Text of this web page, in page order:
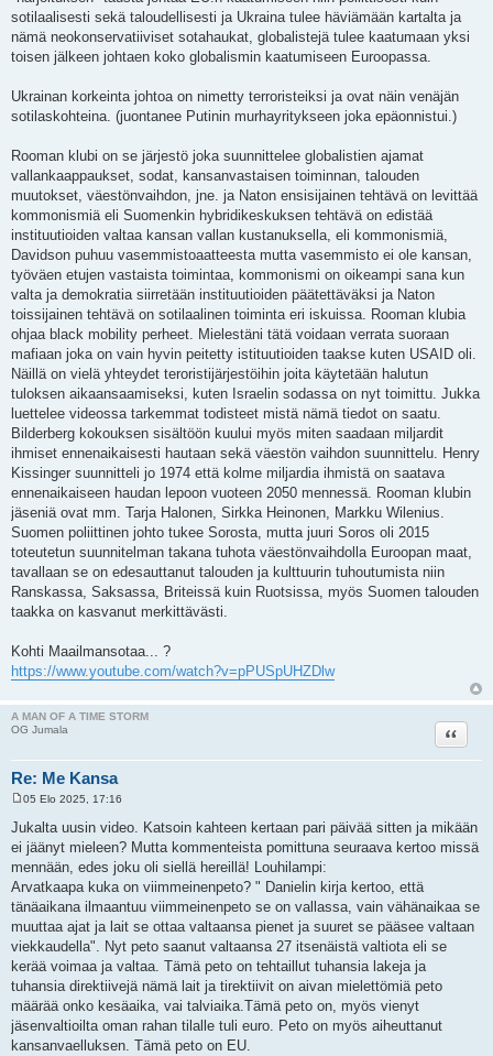
sotilaalisesti sekä taloudellisesti ja Ukraina tulee häviämään kartalta ja
nämä neokonservatiiviset sotahaukat, globalistejä tulee kaatumaan yksi
toisen jälkeen johtaen koko globalismin kaatumiseen Euroopassa.
Ukrainan korkeinta johtoa on nimetty terroristeiksi ja ovat näin venäjän
sotilaskohteina. (juontanee Putinin murhayritykseen joka epäonnistui.)
Rooman klubi on se järjestö joka suunnittelee globalistien ajamat
vallankaappaukset, sodat, kansanvastaisen toiminnan, talouden
muutokset, väestönvaihdon, jne. ja Naton ensisijainen tehtävä on levittää
kommonismiä eli Suomenkin hybridikeskuksen tehtävä on edistää
instituutioiden valtaa kansan vallan kustanuksella, eli kommonismiä,
Davidson puhuu vasemmistoaatteesta mutta vasemmisto ei ole kansan,
työväen etujen vastaista toimintaa, kommonismi on oikeampi sana kun
valta ja demokratia siirretään instituutioiden päätettäväksi ja Naton
toissijainen tehtävä on sotilaalinen toiminta eri iskuissa. Rooman klubia
ohjaa black mobility perheet. Mielestäni tätä voidaan verrata suoraan
mafiaan joka on vain hyvin peitetty istituutioiden taakse kuten USAID oli.
Näillä on vielä yhteydet teroristijärjestöihin joita käytetään halutun
tuloksen aikaansaamiseksi, kuten Israelin sodassa on nyt toimittu. Jukka
luettelee videossa tarkemmat todisteet mistä nämä tiedot on saatu.
Bilderberg kokouksen sisältöön kuului myös miten saadaan miljardit
ihmiset ennenaikaisesti hautaan sekä väestön vaihdon suunnittelu. Henry
Kissinger suunnitteli jo 1974 että kolme miljardia ihmistä on saatava
ennenaikaiseen haudan lepoon vuoteen 2050 mennessä. Rooman klubin
jäseniä ovat mm. Tarja Halonen, Sirkka Heinonen, Markku Wilenius.
Suomen poliittinen johto tukee Sorosta, mutta juuri Soros oli 2015
toteutetun suunnitelman takana tuhota väestönvaihdolla Euroopan maat,
tavallaan se on edesauttanut talouden ja kulttuurin tuhoutumista niin
Ranskassa, Saksassa, Briteissä kuin Ruotsissa, myös Suomen talouden
taakka on kasvanut merkittävästi.
Kohti Maailmansotaa... ?
https://www.youtube.com/watch?v=pPUSpUHZDlw
A MAN OF A TIME STORM
OG Jumala
Re: Me Kansa
Lainaa
e
s
i
05 Elo 2025, 17:16
Jukalta uusin video. Katsoin kahteen kertaan pari päivää sitten ja mikään
ei jäänyt mieleen? Mutta kommenteista pomittuna seuraava kertoo missä
mennään, edes joku oli siellä hereillä! Louhilampi:
Arvatkaapa kuka on viimmeinenpeto? " Danielin kirja kertoo, että
tänäaikana ilmaantuu viimmeinenpeto se on vallassa, vain vähänaikaa se
muuttaa ajat ja lait se ottaa valtaansa pienet ja suuret se pääsee valtaan
viekkaudella". Nyt peto saanut valtaansa 27 itsenäistä valtiota eli se
kerää voimaa ja valtaa. Tämä peto on tehtaillut tuhansia lakeja ja
tuhansia direktiivejä nämä lait ja tirektiivit on aivan mielettömiä peto
määrää onko kesäaika, vai talviaika.Tämä peto on, myös vienyt
jäsenvaltioilta oman rahan tilalle tuli euro. Peto on myös aiheuttanut
kansanvaelluksen. Tämä peto on EU.